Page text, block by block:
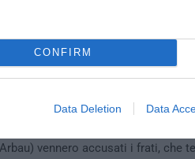
CONFIRM
Data Deletion Data
alle due famiglie in lotta, si
sui monti di Santu Basili,
vennero accusati i frati, che